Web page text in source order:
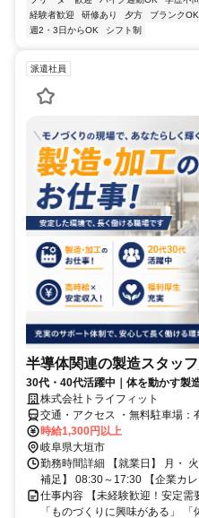
経験者歓迎
研修あり 夕方 ブランクOK
週2・3日からOK
シフト制
派遣社員
半導体関連の製造スタッ
30代・40代活躍中｜体を動かす製
株式会社トライフィット
交通・アクセス ・無料駐車場：
時給1,300円以上
岐阜県大垣市
勤務時間詳細 【就業日】 月・
補足】 08:30～17:30 【企業カ
仕事内容 【未経験歓迎！安定需
「ものづくりに興味がある」